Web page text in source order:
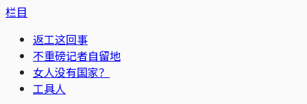
栏目
返工这回事
不重磅记者自留地
女人没有国家？
工具人